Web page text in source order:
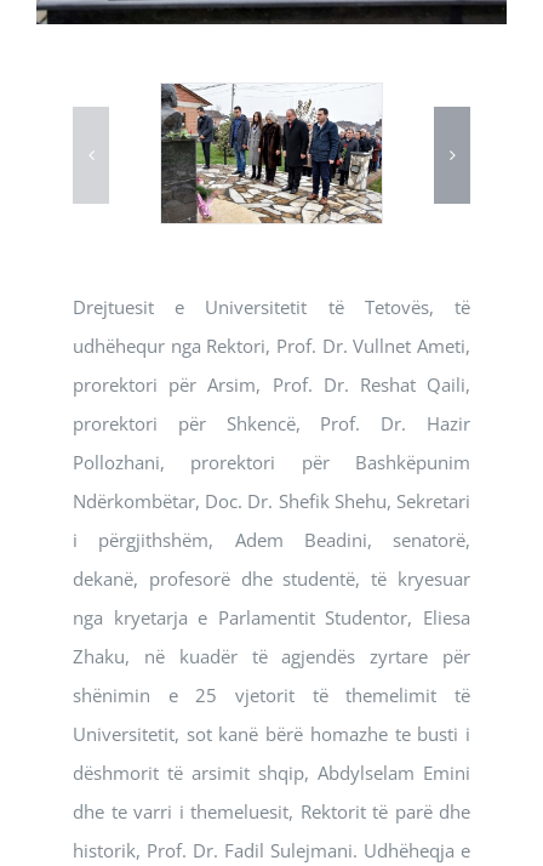
Drejtuesit e Universitetit të Tetovës, të
udhëhequr nga Rektori, Prof. Dr. Vullnet Ameti,
prorektori për Arsim, Prof. Dr. Reshat Qaili,
prorektori për Shkencë, Prof. Dr. Hazir
Pollozhani, prorektori për Bashkëpunim
Ndërkombëtar, Doc. Dr. Shefik Shehu, Sekretari
i përgjithshëm, Adem Beadini, senatorë,
dekanë, profesorë dhe studentë, të kryesuar
nga kryetarja e Parlamentit Studentor, Eliesa
Zhaku, në kuadër të agjendës zyrtare për
shënimin e 25 vjetorit të themelimit të
Universitetit, sot kanë bërë homazhe te busti i
dëshmorit të arsimit shqip, Abdylselam Emini
dhe te varri i themeluesit, Rektorit të parë dhe
historik, Prof. Dr. Fadil Sulejmani. Udhëheqja e